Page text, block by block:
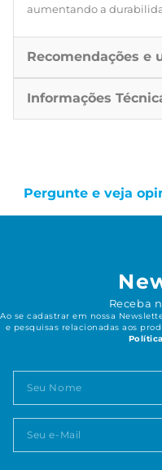
aumentando a
Recomendações e
Informações
Pergunte e veja
Receba
Ao se cadastrar em nossa
e pesquisas relacionadas aos